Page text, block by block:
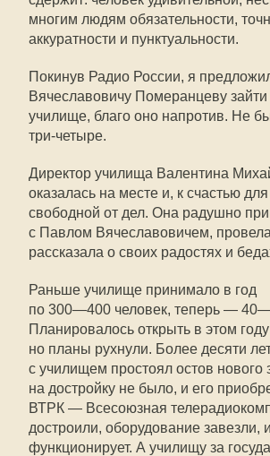
многим людям обязательности,
аккуратности и пунктуальности.
Покинув Радио России, я
Вячеславовичу Померанцеву
училище, благо оно напротив. Не
три-четыре.
Директор училища Валентина
оказалась на месте и, к счастью
свободной от дел. Она радушно
с Павлом Вячеславовичем,
рассказала о своих радостях и
Раньше училище принимало в год
по 300—400 человек, теперь —
Планировалось открыть в этом
но планы рухнули. Более десяти
с училищем простоял остов нового
на достройку не было, и его
ВТРК — Всесоюзная
достроили, оборудование завезли,
функционирует. А училищу за